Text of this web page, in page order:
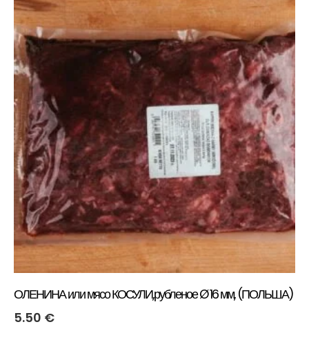
ОЛЕНИНА или мясо КОСУЛИ,рубленое Ø 16 мм, (ПОЛЬША)
5.50 €